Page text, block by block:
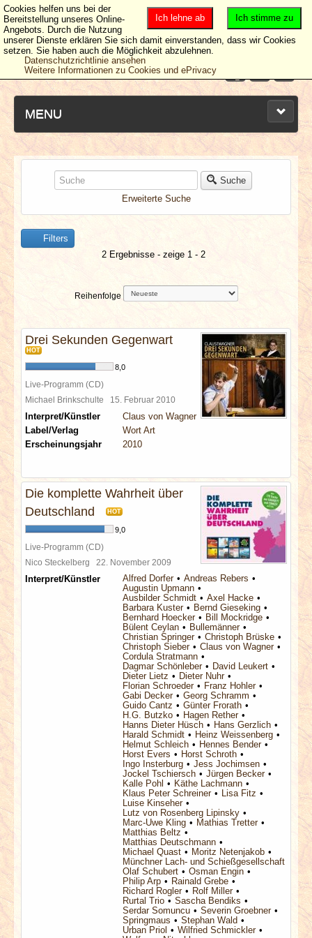
MENU
NEUESTE ARTIKEL
NEWS & DATES
BERICHTE
SPECIALS
REDAKTION
LINKS
Suche
Erweiterte Suche
Filters
2 Ergebnisse - zeige 1 - 2
Reihenfolge
Drei Sekunden Gegenwart
HOT
8,0
Live-Programm (CD)
Michael Brinkschulte 15. Februar 2010
Interpret/Künstler
Claus von Wagner
Label/Verlag
Wort Art
Erscheinungsjahr
2010
Die komplette Wahrheit über
Deutschland
HOT
9,0
Live-Programm (CD)
Nico Steckelberg 22. November 2009
Interpret/Künstler Alfred Dorfer
Andreas Rebers
Augustin Upmann
Ausbilder Schmidt
Axel Hacke
Barbara Kuster
Bernd Gieseking
Bernhard Hoecker
Bill Mockridge
Bülent Ceylan
Bullemänner
Christian Springer
Christoph Brüske
Christoph Sieber
Claus von Wagner
Cordula Stratmann
Dagmar Schönleber
David Leukert
Dieter Lietz
Dieter Nuhr
Florian Schroeder
Franz Hohler
Gabi Decker
Georg Schramm
Guido Cantz
Günter Frorath
H.G. Butzko
Hagen Rether
Hanns Dieter Hüsch
Hans Gerzlich
Harald Schmidt
Heinz Weissenberg
Helmut Schleich
Hennes Bender
Horst Evers
Horst Schroth
Ingo Insterburg
Jess Jochimsen
Jockel Tschiersch
Jürgen Becker
Kalle Pohl
Käthe Lachmann
Klaus Peter Schreiner
Lisa Fitz
Luise Kinseher
Lutz von Rosenberg Lipinsky
Marc-Uwe Kling
Mathias Tretter
Matthias Beltz
Matthias Deutschmann
Michael Quast
Moritz Netenjakob
Münchner Lach- und Schießgesellschaft
Olaf Schubert
Osman Engin
Philip Arp
Rainald Grebe
Richard Rogler
Rolf Miller
Rurtal Trio
Sascha Bendiks
Serdar Somuncu
Severin Groebner
Springmaus
Stephan Wald
Urban Priol
Wilfried Schmickler
Ich stimme zu
Ich lehne ab
Cookies helfen uns bei der
Bereitstellung unseres Online-
Angebots. Durch die Nutzung
unserer Dienste erklären Sie sich damit einverstanden, dass wir Cookies
setzen. Sie haben auch die Möglichkeit abzulehnen.
Datenschutzrichtlinie ansehen
Weitere Informationen zu Cookies und ePrivacy